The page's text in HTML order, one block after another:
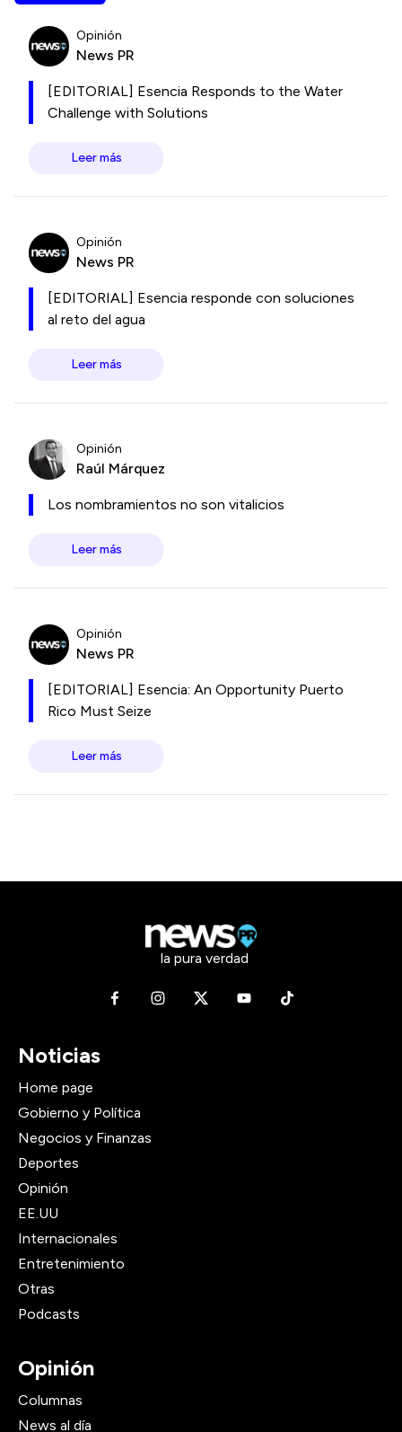
Opinión
News PR
[EDITORIAL] Esencia Responds to the Water
Challenge with Solutions
Leer más
Opinión
News PR
[EDITORIAL] Esencia responde con soluciones
al reto del agua
Leer más
Opinión
Raúl Márquez
Los nombramientos no son vitalicios
Leer más
Opinión
News PR
[EDITORIAL] Esencia: An Opportunity Puerto
Rico Must Seize
Leer más
la pura verdad
Noticias
Home page
Gobierno y Política
Negocios y Finanzas
Deportes
Opinión
EE.UU
Internacionales
Entretenimiento
Otras
Podcasts
Opinión
Columnas
News al día